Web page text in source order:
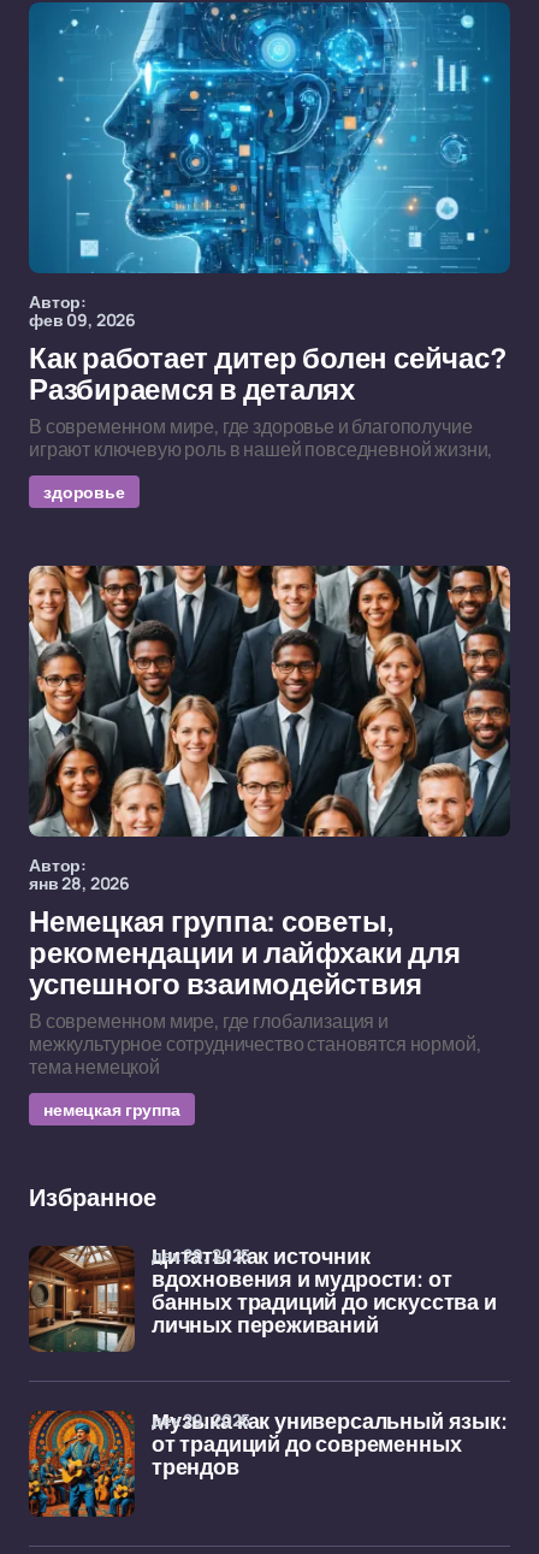
Автор:
фев 09, 2026
Как работает дитер болен сейчас?
Разбираемся в деталях
В современном мире, где здоровье и благополучие
играют ключевую роль в нашей повседневной жизни,
здоровье
Автор:
янв 28, 2026
Немецкая группа: советы,
рекомендации и лайфхаки для
успешного взаимодействия
В современном мире, где глобализация и
межкультурное сотрудничество становятся нормой,
тема немецкой
немецкая группа
Избранное
Цитаты как источник
вдохновения и мудрости: от
банных традиций до искусства и
личных переживаний
дек 29, 2025
Музыка как универсальный язык:
от традиций до современных
трендов
дек 29, 2025